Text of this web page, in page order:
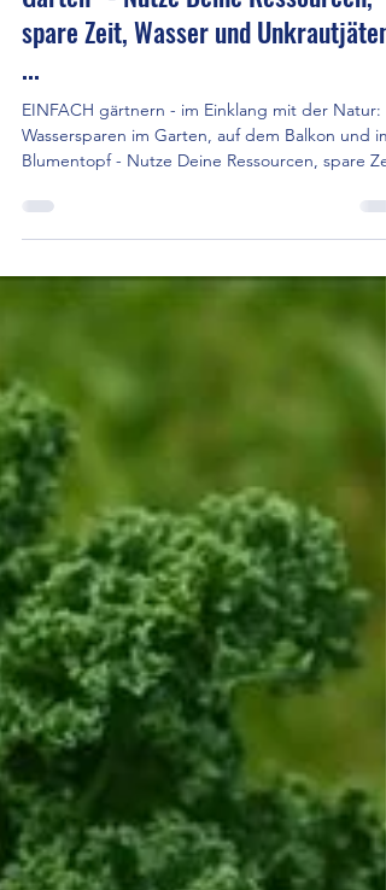
EINFACH gärtnern
Garten* - Nutze Deine Ressourcen,
spare Zeit, Wasser und Unkrautjäten
...
EINFACH gärtnern - im Einklang mit der Natur:
Wassersparen im Garten, auf dem Balkon und im
Wasser und Unkrautjäten - und lerne Natur Deines